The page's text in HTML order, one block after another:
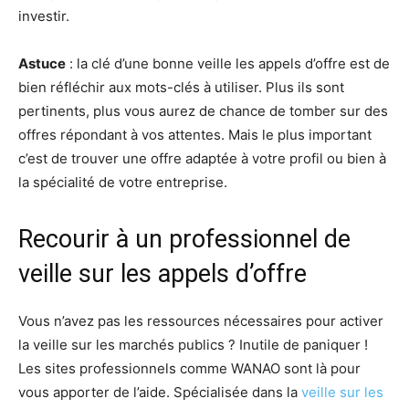
investir.
Astuce : la clé d’une bonne veille les appels d’offre est de
bien réfléchir aux mots-clés à utiliser. Plus ils sont
pertinents, plus vous aurez de chance de tomber sur des
offres répondant à vos attentes. Mais le plus important
c’est de trouver une offre adaptée à votre profil ou bien à
la spécialité de votre entreprise.
Recourir à un professionnel de
veille sur les appels d’offre
Vous n’avez pas les ressources nécessaires pour activer
la veille sur les marchés publics ? Inutile de paniquer !
Les sites professionnels comme WANAO sont là pour
vous apporter de l’aide. Spécialisée dans la veille sur les